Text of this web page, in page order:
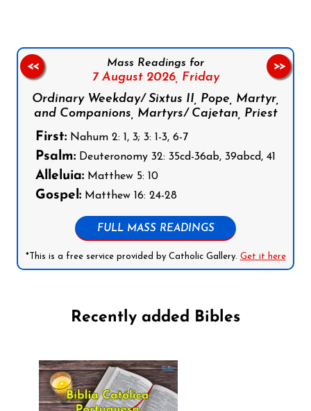
Mass Readings for
7 August 2026, Friday
Ordinary Weekday/ Sixtus II, Pope, Martyr,
and Companions, Martyrs/ Cajetan, Priest
First: Nahum 2: 1, 3; 3: 1-3, 6-7
Psalm: Deuteronomy 32: 35cd-36ab, 39abcd, 41
Alleluia: Matthew 5: 10
Gospel: Matthew 16: 24-28
FULL MASS READINGS
*This is a free service provided by Catholic Gallery. Get it here
<< >>
Recently added Bibles